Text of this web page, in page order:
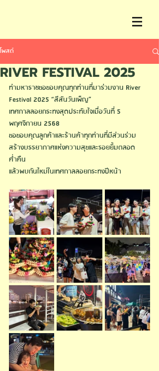
โพสต์
RIVER FESTIVAL 2025
ท่ามหาราชขอขอบคุณทุกท่านที่มาร่วมงาน River
Festival 2025 “สีสันวันเพ็ญ”
เทศกาลลอยกระทงสุดประทับใจเมื่อวันที่ 5
พฤศจิกายน 2568
ขอขอบคุณลูกค้าและร้านค้าทุกท่านที่มีส่วนร่วม
สร้างบรรยากาศแห่งความสุขและรอยยิ้มตลอด
ค่ำคืน
แล้วพบกันใหม่ในเทศกาลลอยกระทงปีหน้า